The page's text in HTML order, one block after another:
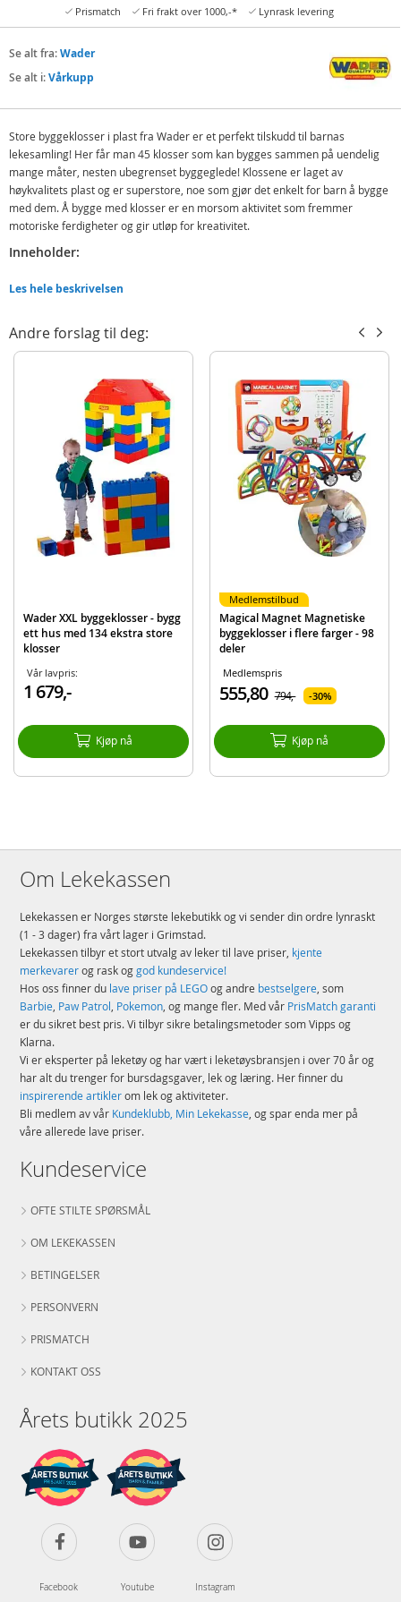
Prismatch Fri frakt over 1000,-* Lynrask levering
Se alt fra:Wader
Se alt i:Vårkupp
Store byggeklosser i plast fra Wader er et perfekt tilskudd til barnas
lekesamling! Her får man 45 klosser som kan bygges sammen på uendelig
mange måter, nesten ubegrenset byggeglede! Klossene er laget av
høykvalitets plast og er superstore, noe som gjør det enkelt for barn å bygge
med dem. Å bygge med klosser er en morsom aktivitet som fremmer
motoriske ferdigheter og gir utløp for kreativitet.
Inneholder:
Mål, rektangulære klosser: 21,5 x 10,5 x 10,5 cm
Mål, kvadratiske klosser: 12 x 11 x 11 cm
Material: plast
Alder: fra 1 år
8719214077402
Les hele beskrivelsen
Andre forslag til deg:
Wader XXL byggeklosser - bygg
ett hus med 134 ekstra store
klosser
Vår lavpris:
1 679,-
Kjøp nå
Magical Magnet Magnetiske
byggeklosser i flere farger - 98
deler
Medlemspris
555,80 794,- 30%
Kjøp nå
Medlemstilbud
Om Lekekassen
Lekekassen er Norges største lekebutikk og vi sender din ordre lynraskt
(1 - 3 dager) fra vårt lager i Grimstad.
Lekekassen tilbyr et stort utvalg av leker til lave priser, kjente
merkevarerog rask oggod kundeservice!
Hos oss finner du lave priser på LEGOog andre bestselgere, som
Barbie, Paw Patrol, Pokemon, og mange fler. Med vår PrisMatch garanti
er du sikret best pris. Vi tilbyr sikre betalingsmetoder som Vipps og
Klarna.
Vi er eksperter på leketøy og har vært i leketøysbransjen i over 70 år og
har alt du trenger for bursdagsgaver, lek og læring. Her finner du
inspirerende artiklerom lek og aktiviteter.
Bli medlem av vår Kundeklubb, Min Lekekasse, og spar enda mer på
våre allerede lave priser.
Kundeservice
OFTE STILTE SPØRSMÅL
OM LEKEKASSEN
BETINGELSER
PERSONVERN
PRISMATCH
KONTAKT OSS
Årets butikk 2025
Facebook Youtube Instagram